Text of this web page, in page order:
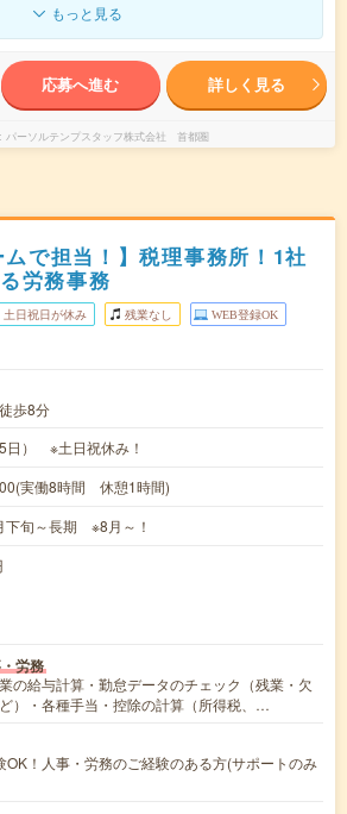
もっと見る
応募へ進む 詳しく見る
パーソルテンプスタッフ株式会社 首都圏
で担当！】税理事務所！1社
労務事務
土日祝日が休み 残業なし WEB登録OK
歩8分
日） ※土日祝休み！
実働8時間 休憩1時間)
下旬～長期 ※8月～！
労務
の給与計算・勤怠データのチェック（残業・欠
）・各種手当・控除の計算（所得税、…
OK！人事・労務のご経験のある方(サポートのみ